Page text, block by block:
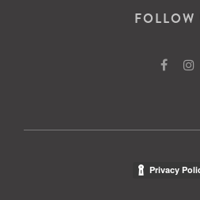
FOLLOW